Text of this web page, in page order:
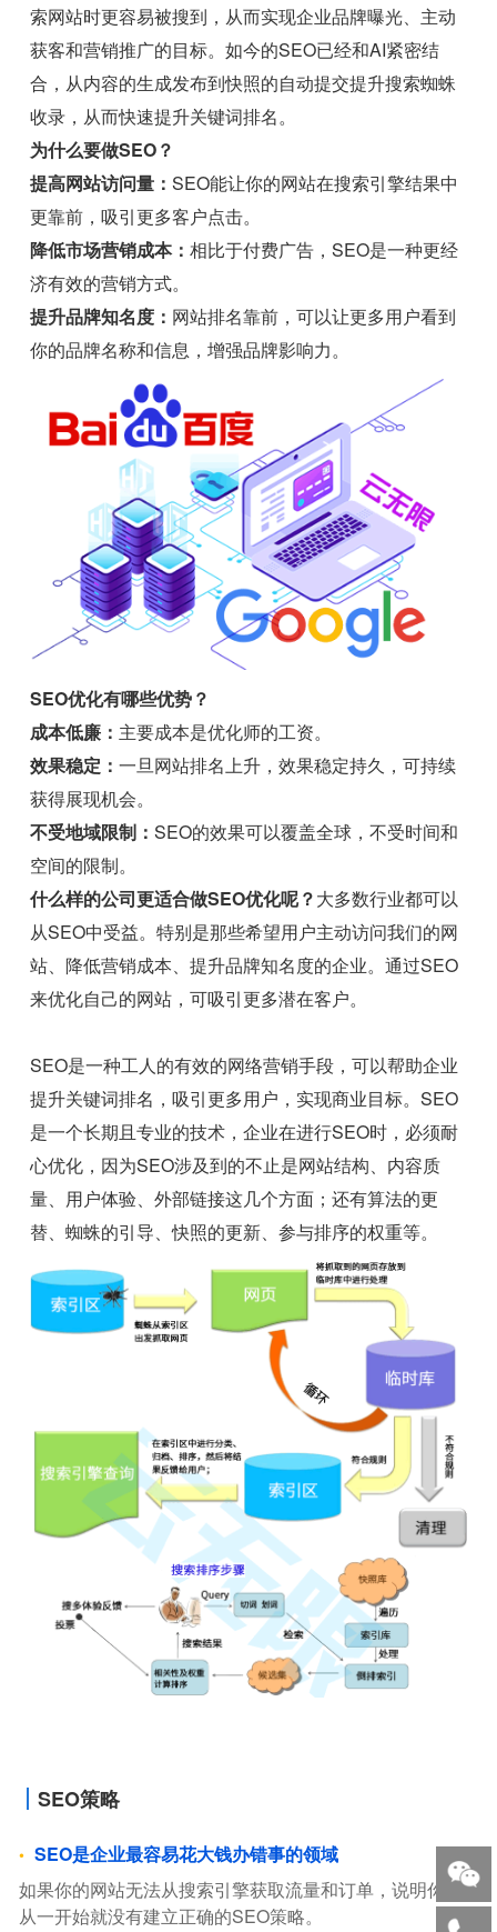
索网站时更容易被搜到，从而实现企业品牌曝光、主动
获客和营销推广的目标。如今的SEO已经和AI紧密结
合，从内容的生成发布到快照的自动提交提升搜索蜘蛛
收录，从而快速提升关键词排名。
为什么要做SEO？
提高网站访问量：SEO能让你的网站在搜索引擎结果中
更靠前，吸引更多客户点击。
降低市场营销成本：相比于付费广告，SEO是一种更经
济有效的营销方式。
提升品牌知名度： 网站排名靠前，可以让更多用户看到
你的品牌名称和信息，增强品牌影响力。
SEO优化有哪些优势？
成本低廉： 主要成本是优化师的工资。
效果稳定：一旦网站排名上升，效果稳定持久，可持续
获得展现机会。
不受地域限制：SEO的效果可以覆盖全球，不受时间和
空间的限制。
什么样的公司更适合做SEO优化呢？大多数行业都可以
从SEO中受益。特别是那些希望用户主动访问我们的网
站、降低营销成本、提升品牌知名度的企业。通过SEO
来优化自己的网站，可吸引更多潜在客户。
SEO是一种工人的有效的网络营销手段，可以帮助企业
提升关键词排名，吸引更多用户，实现商业目标。SEO
是一个长期且专业的技术，企业在进行SEO时，必须耐
心优化，因为SEO涉及到的不止是网站结构、内容质
量、用户体验、外部链接这几个方面；还有算法的更
替、蜘蛛的引导、快照的更新、参与排序的权重等。
SEO策略
SEO是企业最容易花大钱办错事的领域
如果你的网站无法从搜索引擎获取流量和订单，说明你，
从一开始就没有建立正确的SEO策略。